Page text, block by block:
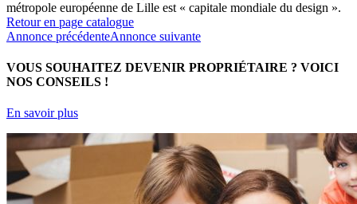
métropole européenne de Lille est « capitale mondiale du design ».
Retour en page catalogue
Annonce précédenteAnnonce suivante
VOUS SOUHAITEZ DEVENIR PROPRIÉTAIRE ? VOICI
NOS CONSEILS !
En savoir plus